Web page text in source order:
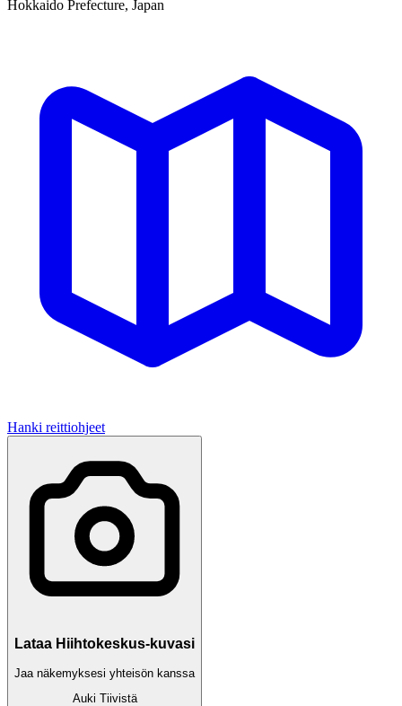
Hokkaido Prefecture, Japan
Hanki reittiohjeet
Lataa Hiihtokeskus-kuvasi
Jaa näkemyksesi yhteisön kanssa
Auki Tiivistä